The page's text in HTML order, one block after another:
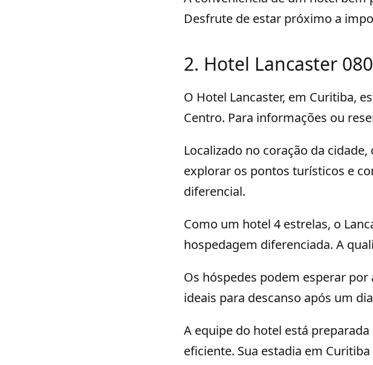
Desfrute de estar próximo a
2. Hotel Lancaster
O Hotel Lancaster, em Curitiba,
Centro. Para informações ou
Localizado no coração da
explorar os pontos turísticos e
diferencial.
Como um hotel 4 estrelas, o
hospedagem diferenciada. A
Os hóspedes podem esperar
ideais para descanso após um
A equipe do hotel está
eficiente. Sua estadia em